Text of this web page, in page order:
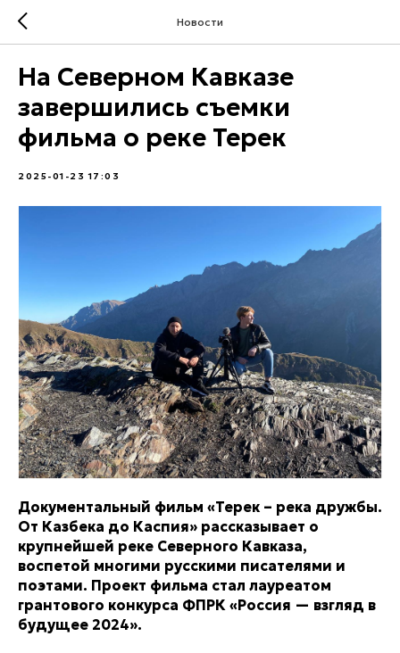
Новости
На Северном Кавказе
завершились съемки
фильма о реке Терек
2025-01-23 17:03
Документальный фильм «Терек – река дружбы.
От Казбека до Каспия» рассказывает о
крупнейшей реке Северного Кавказа,
воспетой многими русскими писателями и
поэтами. Проект фильма стал лауреатом
грантового конкурса ФПРК «Россия — взгляд в
будущее 2024».